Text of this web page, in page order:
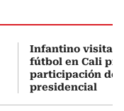
Infantino visita
fútbol en Cali
participación de
presidencial